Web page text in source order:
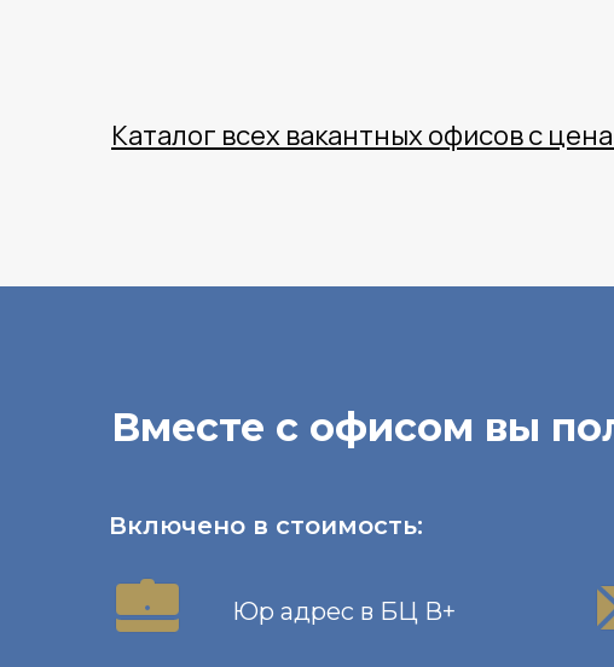
Каталог всех вакантных офисов с
Вместе с офисом вы
Юр адрес в БЦ В+
Включено в стоимость: